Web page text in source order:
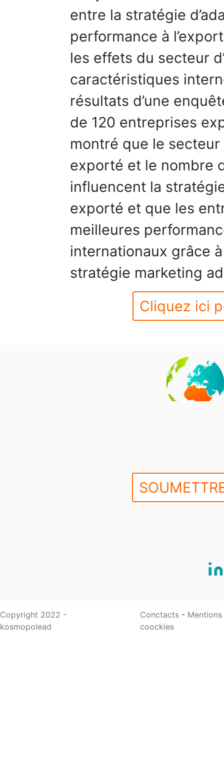
entre la stratégie
performance à
les effets du secteur
caractéristiques
résultats d’une
de 120 entreprises
montré que le
exporté et le nombre
influencent la
exporté et que les
meilleures
internationaux grâce
stratégie marketing
Cliquez ici
Copyright 2022 -
kosmopolead
Conctacts -
coockies